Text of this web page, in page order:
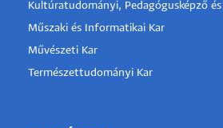
Kultúratudományi, Pedagógusképző
Műszaki és Informatikai Kar
Művészeti Kar
Természettudományi Kar